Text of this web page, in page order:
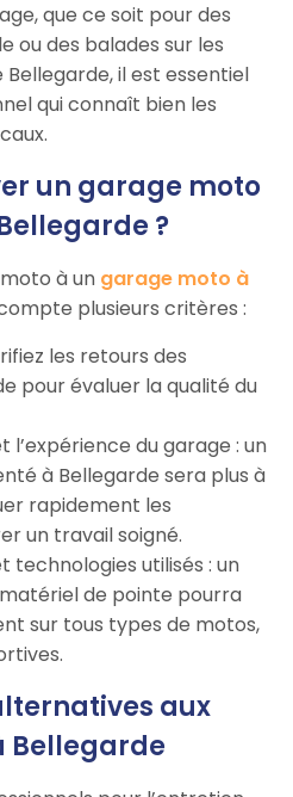
que ce soit pour des
ou des balades sur les
il est essentiel
qui connaît bien les
un garage moto
?
à un garage moto à
plusieurs critères :
les retours des
pour évaluer la qualité du
l’expérience du garage : un
à Bellegarde sera plus à
rapidement les
un travail soigné.
technologies utilisés : un
de pointe pourra
sur tous types de motos,
aux
Bellegarde